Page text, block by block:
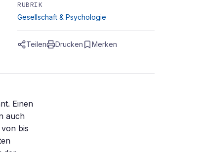
RUBRIK
Gesellschaft & Psychologie
Teilen Drucken Merken
Einen
auch
bis